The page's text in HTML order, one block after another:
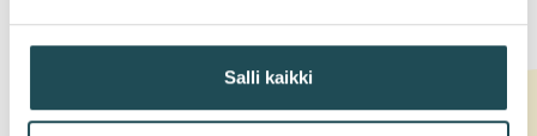
Salli kaikki
Yes
No